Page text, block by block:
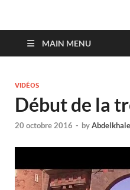
MAIN MENU
VIDÉOS
Début de la
20 octobre 2016 - by